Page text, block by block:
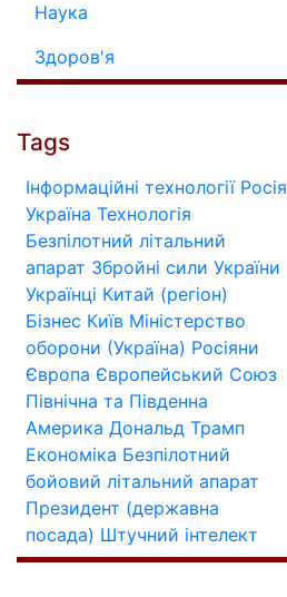
Наука
Здоров'я
Tags
Інформаційні технології Росія
Україна Технологія
Безпілотний літальний
апарат Збройні сили України
Українці Китай (регіон)
Бізнес Київ Міністерство
оборони (Україна) Росіяни
Європа Європейський Союз
Північна та Південна
Америка Дональд Трамп
Економіка Безпілотний
бойовий літальний апарат
Президент (державна
посада) Штучний інтелект